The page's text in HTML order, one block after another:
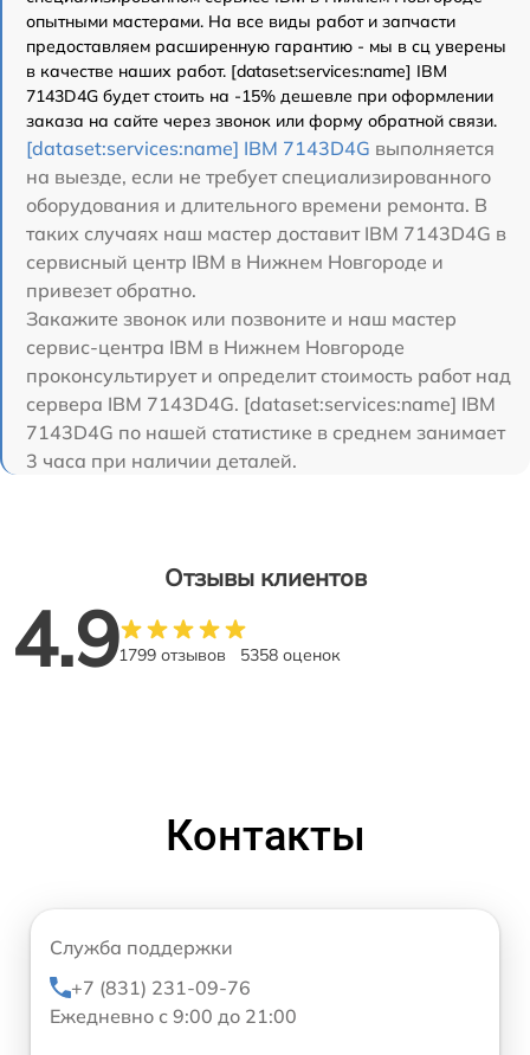
опытными мастерами. На все виды работ и запчасти
предоставляем расширенную гарантию - мы в сц уверены
в качестве наших работ. [dataset:services:name] IBM
7143D4G будет стоить на -15% дешевле при оформлении
заказа на сайте через звонок или форму обратной связи.
[dataset:services:name] IBM 7143D4G выполняется
на выезде, если не требует специализированного
оборудования и длительного времени ремонта. В
таких случаях наш мастер доставит IBM 7143D4G в
сервисный центр IBM в Нижнем Новгороде и
привезет обратно.
Закажите звонок или позвоните и наш мастер
сервис-центра IBM в Нижнем Новгороде
проконсультирует и определит стоимость работ над
сервера IBM 7143D4G. [dataset:services:name] IBM
7143D4G по нашей статистике в среднем занимает
3 часа при наличии деталей.
Отзывы клиентов
4.91799 отзывов 5358 оценок
Контакты
Служба поддержки
+7 (831) 231-09-76
Ежедневно с 9:00 до 21:00